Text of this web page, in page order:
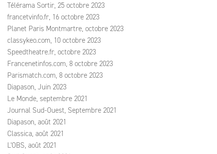
Télérama Sortir, 25 octobre 2023
francetvinfo.fr, 16 octobre 2023
Planet Paris Montmartre, octobre 2023
classykeo.com, 10 octobre 2023
Speedtheatre.fr, octobre 2023
Francenetinfos.com, 8 octobre 2023
Parismatch.com, 8 octobre 2023
Diapason, Juin 2023
Le Monde, septembre 2021
Journal Sud-Ouest, Septembre 2021
Diapason, août 2021
Classica, août 2021
L'OBS, août 2021